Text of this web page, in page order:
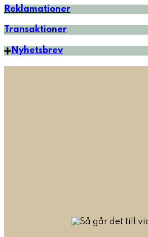
Reklamationer
Transaktioner
Nyhetsbrev